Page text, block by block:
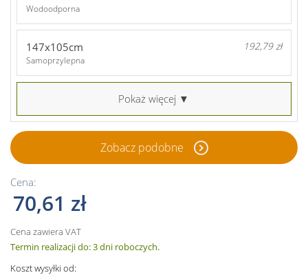
Wodoodporna
147x105cm 192,79 zł
Samoprzylepna
Pokaż więcej ▼
Zobacz podobne
Cena:
70,61 zł
Cena zawiera VAT
Termin realizacji do: 3 dni roboczych.
Koszt wysyłki od: